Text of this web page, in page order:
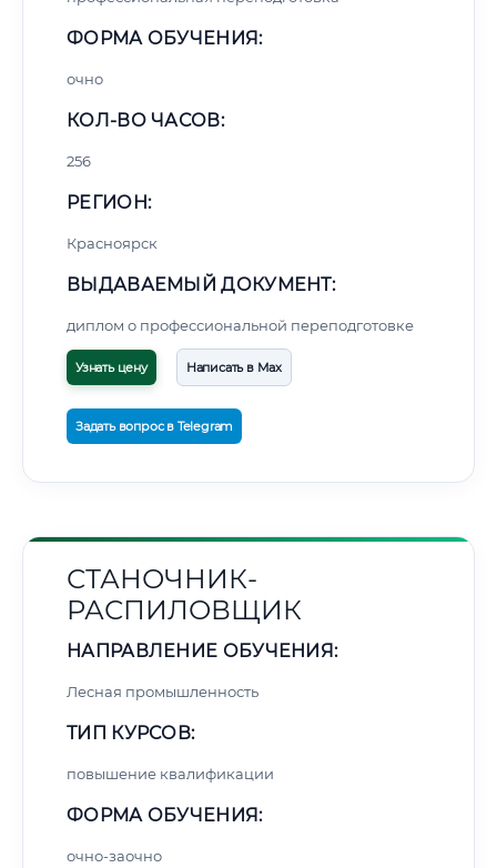
ФОРМА ОБУЧЕНИЯ:
очно
КОЛ-ВО ЧАСОВ:
256
РЕГИОН:
Красноярск
ВЫДАВАЕМЫЙ ДОКУМЕНТ:
диплом о профессиональной переподготовке
Узнать цену Написать в Max
Задать вопрос в Telegram
СТАНОЧНИК-
РАСПИЛОВЩИК
НАПРАВЛЕНИЕ ОБУЧЕНИЯ:
Лесная промышленность
ТИП КУРСОВ:
повышение квалификации
ФОРМА ОБУЧЕНИЯ:
очно-заочно